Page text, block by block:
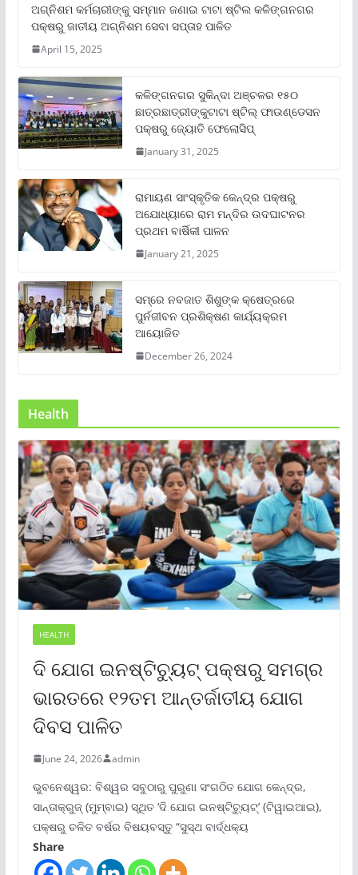
ଅଗ୍ନିଶମ କର୍ମଚାରୀଙ୍କୁ ସମ୍ମାନ ଜଣାଇ ଟାଟା ଷ୍ଟିଲ କଳିଙ୍ଗନଗର
ପକ୍ଷରୁ ଜାତୀୟ ଅଗ୍ନିଶମ ସେବା ସପ୍ତାହ ପାଳିତ
April 15, 2025
କଳିଙ୍ଗନଗର ସୁକିନ୍ଦା ଅଞ୍ଚଳର ୧୫୦
ଛାତ୍ରଛାତ୍ରୀଙ୍କୁଟାଟା ଷ୍ଟିଲ୍ ଫାଉଣ୍ଡେସନ
ପକ୍ଷରୁ ଜ୍ୟୋତି ଫେଲୋସିପ୍‌
January 31, 2025
ରାମାୟଣ ସାଂସ୍କୃତିକ କେନ୍ଦ୍ର ପକ୍ଷରୁ
ଅଯୋଧ୍ୟାରେ ରାମ ମନ୍ଦିର ଉଦଘାଟନର
ପ୍ରଥମ ବାର୍ଷିକୀ ପାଳନ
January 21, 2025
ସମ୍‌ରେ ନବଜାତ ଶିଶୁଙ୍କ କ୍ଷେତ୍ରରେ
ପୁର୍ନଜୀବନ ପ୍ରଶିକ୍ଷଣ କାର୍ଯ୍ୟକ୍ରମ
ଆୟୋଜିତ
December 26, 2024
Health
HEALTH
ଦି ଯୋଗ ଇନଷ୍ଟିଚ୍ୟୁଟ୍ ପକ୍ଷରୁ ସମଗ୍ର
ଭାରତରେ ୧୨ତମ ଆନ୍ତର୍ଜାତୀୟ ଯୋଗ
ଦିବସ ପାଳିତ
June 24, 2026 admin
ଭୁବନେଶ୍ୱର: ବିଶ୍ୱର ସବୁଠାରୁ ପୁରୁଣା ସଂଗଠିତ ଯୋଗ କେନ୍ଦ୍ର,
ସାନ୍ତାକ୍ରୁଜ୍ (ମୁମ୍ବାଇ) ସ୍ଥିତ ‘ଦି ଯୋଗ ଇନଷ୍ଟିଚ୍ୟୁଟ୍‌’ (ଟିୱାଇଆଇ),
ପକ୍ଷରୁ ଚଳିତ ବର୍ଷର ବିଷୟବସ୍ତୁ “ସୁସ୍ଥ ବାର୍ଦ୍ଧକ୍ୟ
Share